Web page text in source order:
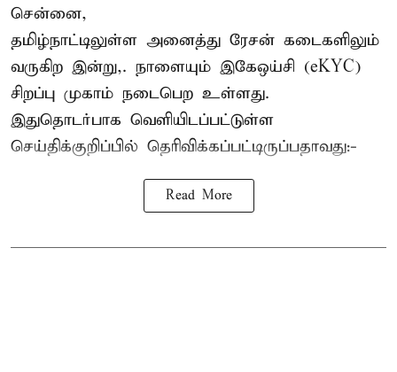
சென்னை,
தமிழ்நாட்டிலுள்ள அனைத்து ரேசன் கடைகளிலும்
வருகிற இன்று,. நாளையும் இகேஒய்சி (eKYC)
சிறப்பு முகாம் நடைபெற உள்ளது.
இதுதொடர்பாக வெளியிடப்பட்டுள்ள
செய்திக்குறிப்பில் தெரிவிக்கப்பட்டிருப்பதாவது:-
Read More